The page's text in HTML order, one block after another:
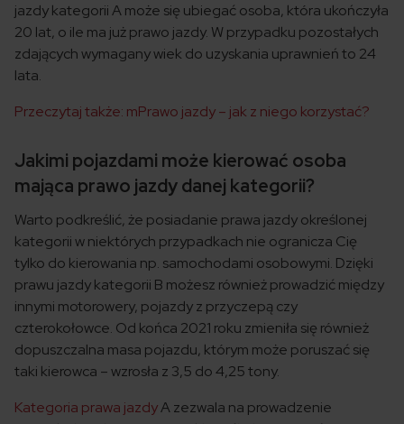
jazdy kategorii A może się ubiegać osoba, która ukończyła
20 lat, o ile ma już prawo jazdy. W przypadku pozostałych
zdających wymagany wiek do uzyskania uprawnień to 24
lata.
Przeczytaj także: mPrawo jazdy – jak z niego korzystać?
Jakimi pojazdami może kierować osoba
mająca prawo jazdy danej kategorii?
Warto podkreślić, że posiadanie prawa jazdy określonej
kategorii w niektórych przypadkach nie ogranicza Cię
tylko do kierowania np. samochodami osobowymi. Dzięki
prawu jazdy kategorii B możesz również prowadzić między
innymi motorowery, pojazdy z przyczepą czy
czterokołowce. Od końca 2021 roku zmieniła się również
dopuszczalna masa pojazdu, którym może poruszać się
taki kierowca – wzrosła z 3,5 do 4,25 tony.
Kategoria prawa jazdyA zezwala na prowadzenie